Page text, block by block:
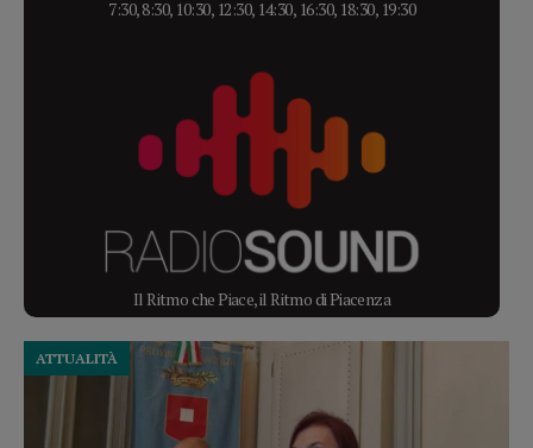
7:30, 8:30, 10:30, 12:30, 14:30, 16:30, 18:30, 19:30
Il Ritmo che Piace, il Ritmo di Piacenza
ATTUALITÀ